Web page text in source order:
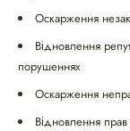
Оскарження
Відновлення
порушеннях
Оскарження
Відновлення прав